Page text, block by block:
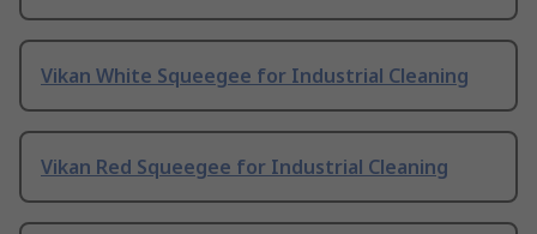
Vikan White Squeegee for Industrial Cleaning
Vikan Red Squeegee for Industrial Cleaning